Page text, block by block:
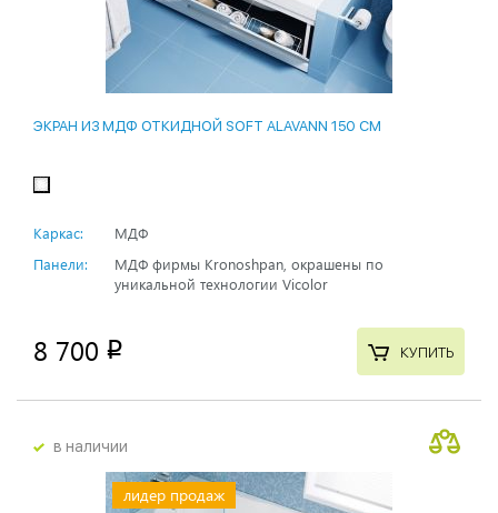
ЭКРАН ИЗ МДФ ОТКИДНОЙ SOFT ALAVANN 150 СМ
Каркас:
МДФ
Панели:
МДФ фирмы Kronoshpan, окрашены по
уникальной технологии Vicolor
8 700 p КУПИТЬ
в наличии
лидер продаж